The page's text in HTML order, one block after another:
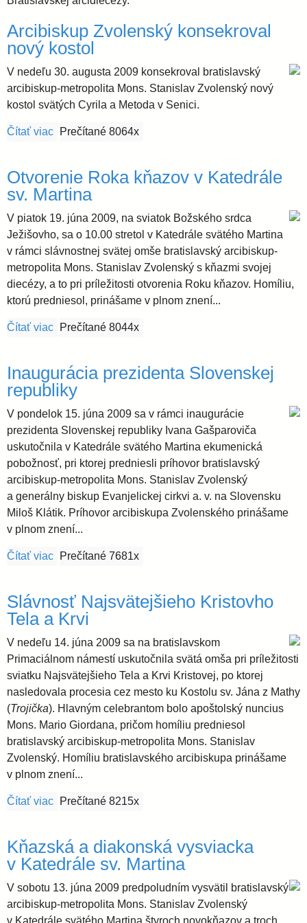
l
a
v
s
á
a
r
c
d
i
e
c
é
z
a
i
Arcibiskup Zvolenský konsekroval
nový kostol
V nedeľu 30. augusta 2009 konsekroval bratislavský
arcibiskup-metropolita Mons. Stanislav Zvolenský nový
kostol svätých Cyrila a Metoda v Senici.
Čítať viac o Arcibiskup Zvolenský konsekroval nový kostol
Prečítané 8064x
Otvorenie Roka kňazov v Katedrále
sv. Martina
V piatok 19. júna 2009, na sviatok Božského srdca
Ježišovho, sa o 10.00 stretol v Katedrále svätého Martina
v rámci slávnostnej svätej omše bratislavský arcibiskup-
metropolita Mons. Stanislav Zvolenský s kňazmi svojej
diecézy, a to pri príležitosti otvorenia Roku kňazov. Homíliu,
ktorú predniesol, prinášame v plnom znení...
Čítať viac o Otvorenie Roka kňazov v Katedrále sv. Martina
Prečítané 8044x
Inaugurácia prezidenta Slovenskej
republiky
V pondelok 15. júna 2009 sa v rámci inaugurácie
prezidenta Slovenskej republiky Ivana Gašparoviča
uskutočnila v Katedrále svätého Martina ekumenická
pobožnosť, pri ktorej predniesli príhovor bratislavský
arcibiskup-metropolita Mons. Stanislav Zvolenský
a generálny biskup Evanjelickej cirkvi a. v. na Slovensku
Miloš Klátik. Príhovor arcibiskupa Zvolenského prinášame
v plnom znení...
Čítať viac o Inaugurácia prezidenta Slovenskej republiky
Prečítané 7681x
Slávnosť Najsvätejšieho Kristovho
Tela a Krvi
V nedeľu 14. júna 2009 sa na bratislavskom
Primaciálnom námestí uskutočnila svätá omša pri príležitosti
sviatku Najsvätejšieho Tela a Krvi Kristovej, po ktorej
nasledovala procesia cez mesto ku Kostolu sv. Jána z Mathy
(Trojička). Hlavným celebrantom bolo apoštolský nuncius
Mons. Mario Giordana, pričom homíliu predniesol
bratislavský arcibiskup-metropolita Mons. Stanislav
Zvolenský. Homíliu bratislavského arcibiskupa prinášame
v plnom znení...
Čítať viac o Slávnosť Najsvätejšieho Kristovho Tela a Krvi
Prečítané 8215x
Kňazská a diakonská vysviacka
v Katedrále sv. Martina
V sobotu 13. júna 2009 predpoludním vysvätil bratislavský
arcibiskup-metropolita Mons. Stanislav Zvolenský